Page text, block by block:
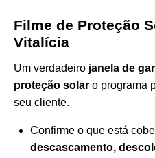
Filme de Proteção
Vitalícia
Um verdadeiro janela de
proteção solar o programa
seu cliente.
Confirme o que está
descascamento,